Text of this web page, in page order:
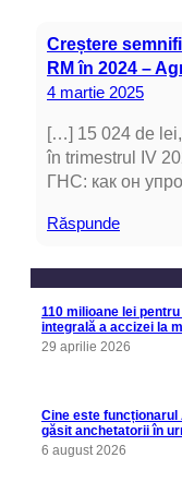
Creștere
RM în 2024 –
4 martie 2025
[…] 15 024 de
în trimestrul IV
ГНС: как он
Răspunde
110 milioane lei
integrală a accizei la
29 aprilie 2026
Cine este funcționarul
găsit anchetatorii în
6 august 2026